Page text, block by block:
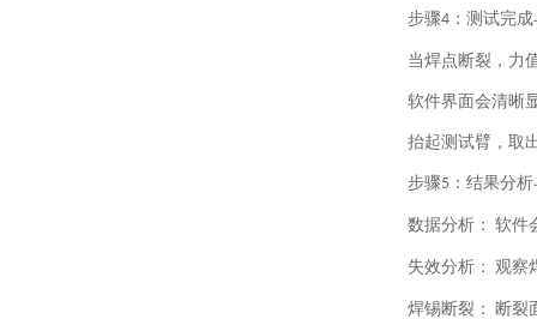
步骤4：测试完
当焊点断裂，力
软件界面会清晰
抬起测试臂，取
步骤5：结果分
数据分析： 软件
失效分析： 观察
焊锡断裂： 断裂